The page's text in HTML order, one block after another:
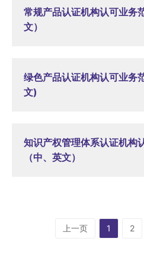
常规产品认证机构认可业务
文）
绿色产品认证机构认可业务
文)
知识产权管理体系认证机构
（中、英文）
上一页 1 2